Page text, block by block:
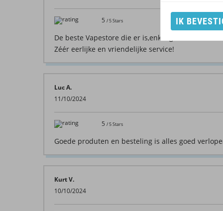
5 /5Stars
De beste Vapestore die er is,enkel goede kwaliteit
Zéér eerlijke en vriendelijke service!
Luc A.
11/10/2024
5 /5Stars
Goede produten en besteling is alles goed
Kurt V.
10/10/2024
IK